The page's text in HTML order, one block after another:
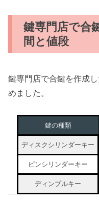
鍵専門店で合
間と値段
鍵専門店で合鍵を作成
めました。
鍵の種類
ディスクシリンダーキー
ピンシリンダーキー
ディンプルキー